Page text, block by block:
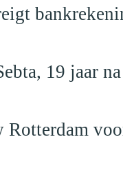
19 jaar
Rotterdam